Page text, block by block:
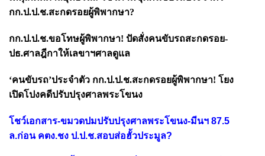
กก.ป.ป.ช.สะกดรอยผู้พิพากษา?
กก.ป.ป.ช.ขอโทษผู้พิพากษา! ปัดสั่งคนขับรถสะกดรอย-
ปธ.ศาลฎีกาให้เลขาฯศาลดูแล
‘คนขับรถ’ประจำตัว กก.ป.ป.ช.สะกดรอยผู้พิพากษา! โยง
เปิดโปงคดีปรับปรุงศาลพระโขนง
โชว์เอกสาร-ขมวดปมปรับปรุงศาลพระโขนง-มีนฯ 87.5
ล.ก่อน คตง.ชง ป.ป.ช.สอบส่อฮั้วประมูล?